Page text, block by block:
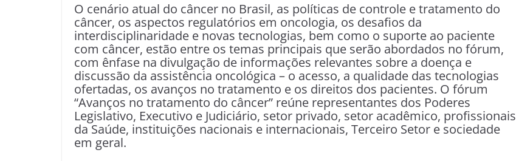
O cenário atual do câncer no Brasil, as políticas de controle e tratamento do
câncer, os aspectos regulatórios em oncologia, os desafios da
interdisciplinaridade e novas tecnologias, bem como o suporte ao paciente
com câncer, estão entre os temas principais que serão abordados no fórum,
com ênfase na divulgação de informações relevantes sobre a doença e
discussão da assistência oncológica – o acesso, a qualidade das tecnologias
ofertadas, os avanços no tratamento e os direitos dos pacientes. O fórum
“Avanços no tratamento do câncer” reúne representantes dos Poderes
Legislativo, Executivo e Judiciário, setor privado, setor acadêmico, profissionais
da Saúde, instituições nacionais e internacionais, Terceiro Setor e sociedade
em geral.